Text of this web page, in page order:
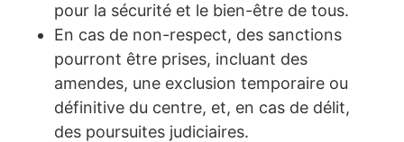
pour la sécurité et le bien-être de tous.
En cas de non-respect, des sanctions
pourront être prises, incluant des
amendes, une exclusion temporaire ou
définitive du centre, et, en cas de délit,
des poursuites judiciaires.